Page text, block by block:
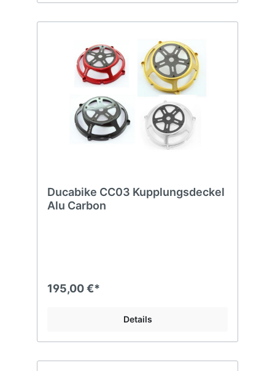
Ducabike CC03 Kupplungsdeckel
Alu Carbon
195,00 €*
Details